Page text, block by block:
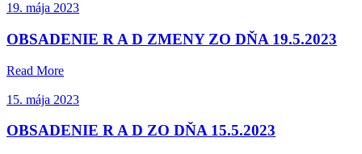
19. mája 2023
OBSADENIE R A D ZMENY ZO DŇA 19.5.2023
Read More
15. mája 2023
OBSADENIE R A D ZO DŇA 15.5.2023